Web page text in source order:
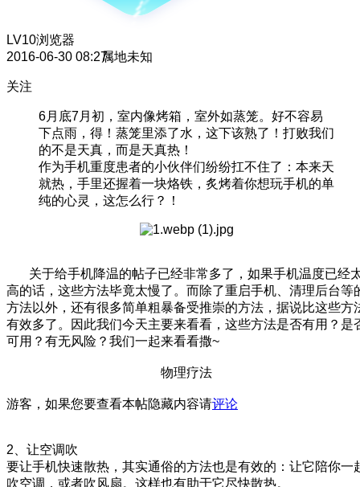
LV10浏览器
2016-06-30 08:27属地未知
关注
6月底7月初，室内像烤箱，室外如蒸笼。好不容易
下点雨，得！蒸笼里添了水，这下该熟了！打败我们
的不是天真，而是天真热！
作为手机重度患者的小伙伴们纷纷扛不住了：本来天
就热，手里还握着一块烙铁，炙烤着你想玩手机的单
纯的心灵，这怎么行？！
关于给手机降温的帖子已经非常多了，如果手机温度已经
高的话，这些方法毕竟太慢了。而除了重启手机、清理后台等
方法以外，还有很多简单粗暴备受推崇的方法，据说比这些方
有效多了。因此我们今天主要来看看，这些方法是否有用？是
可用？有无风险？我们一起来看看撒~
物理疗法
游客，如果您要查看本帖隐藏内容请评论
2、让空调吹
要让手机快速散热，其实通俗的方法也是有效的：让它陪你一
吹空调，或者吹风扇。这样也有助于它尽快散热。